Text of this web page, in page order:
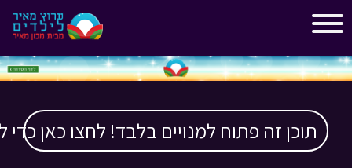
תוכן זה פתוח למנויים בלבד! לחצו כאן כדי